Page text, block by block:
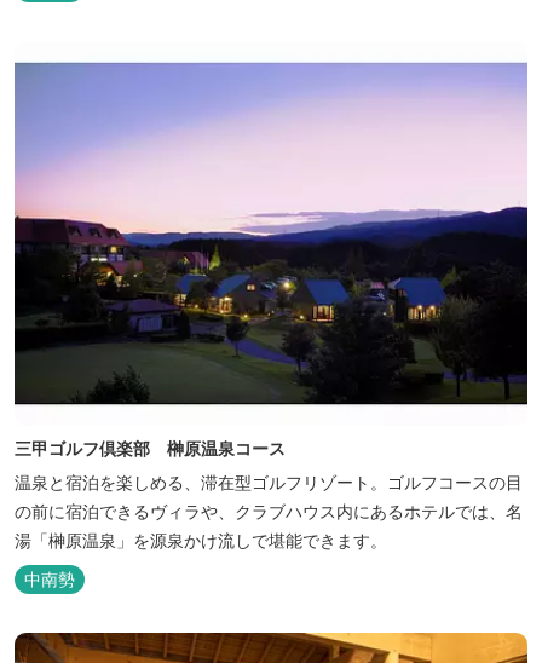
三甲ゴルフ倶楽部 榊原温泉コース
温泉と宿泊を楽しめる、滞在型ゴルフリゾート。ゴルフコースの目
の前に宿泊できるヴィラや、クラブハウス内にあるホテルでは、名
湯「榊原温泉」を源泉かけ流しで堪能できます。
中南勢